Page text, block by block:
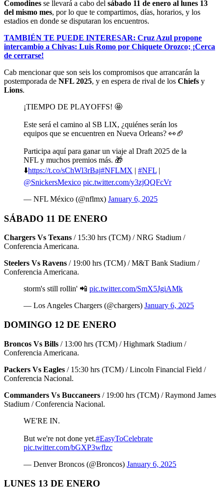
Comodines se llevará a cabo del sábado 11 de enero al lunes 13
del mismo mes, por lo que te compartimos, días, horarios, y los
estadios en donde se disputaran los encuentros.
TAMBIÉN TE PUEDE INTERESAR: Cruz Azul propone
intercambio a Chivas: Luis Romo por Chiquete Orozco; ¡Cerca
de cerrarse!
Cab mencionar que son seis los compromisos que arrancarán la
postemporada de NFL 2025, y en espera de rival de los Chiefs y
Lions.
¡TIEMPO DE PLAYOFFS! 🤩
Este será el camino al SB LIX, ¿quiénes serán los
equipos que se encuentren en Nueva Orleans? 👀🏈
Participa aquí para ganar un viaje al Draft 2025 de la
NFL y muchos premios más. 🎁
⬇️https://t.co/sChWl3rBaj#NFLMX | #NFL |
@SnickersMexico pic.twitter.com/y3zjQQFcVr
— NFL México (@nflmx) January 6, 2025
SÁBADO 11 DE ENERO
Chargers Vs Texans / 15:30 hrs (TCM) / NRG Stadium /
Conferencia Americana.
Steelers Vs Ravens / 19:00 hrs (TCM) / M&T Bank Stadium /
Conferencia Americana.
storm's still rollin' 📲 pic.twitter.com/SmX5JgiAMk
— Los Angeles Chargers (@chargers) January 6, 2025
DOMINGO 12 DE ENERO
Broncos Vs Bills / 13:00 hrs (TCM) / Highmark Stadium /
Conferencia Americana.
Packers Vs Eagles / 15:30 hrs (TCM) / Lincoln Financial Field /
Conferencia Nacional.
Commanders Vs Buccaneers / 19:00 hrs (TCM) / Raymond James
Stadium / Conferencia Nacional.
WE'RE IN.
But we're not done yet.#EasyToCelebrate
pic.twitter.com/bGXP3wflzc
— Denver Broncos (@Broncos) January 6, 2025
LUNES 13 DE ENERO